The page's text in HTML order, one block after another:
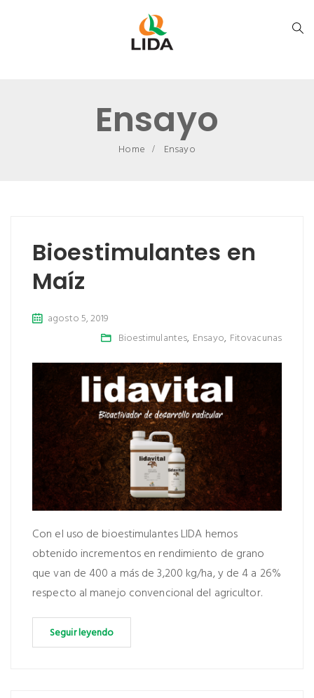
Ensayo
Home Ensayo
Bioestimulantes en
Maíz
agosto 5, 2019
Bioestimulantes, Ensayo, Fitovacunas
Con el uso de bioestimulantes LIDA hemos
obtenido incrementos en rendimiento de grano
que van de 400 a más de 3,200 kg/ha, y de 4 a 26%
respecto al manejo convencional del agricultor.
Seguir leyendo